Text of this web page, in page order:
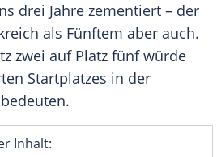
drei Jahre zementiert – der
als Fünftem aber auch.
zwei auf Platz fünf würde
Startplatzes in der
bedeuten.
Inhalt: